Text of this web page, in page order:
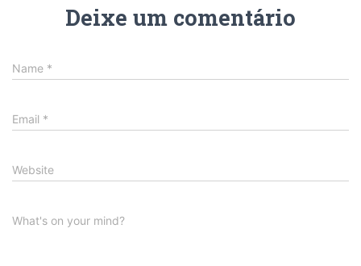
Deixe um comentário
Name *
Email *
Website
What's on your mind?